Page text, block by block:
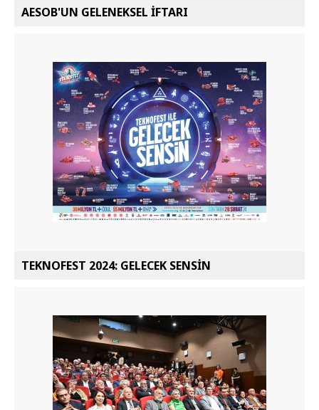
AESOB'UN GELENEKSEL İFTARI
TEKNOFEST 2024: GELECEK SENSİN